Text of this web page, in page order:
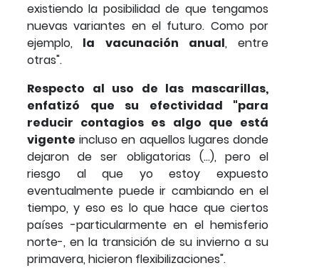
existiendo la posibilidad de que tengamos
nuevas variantes en el futuro. Como por
ejemplo, la vacunación anual, entre
otras".
Respecto al uso de las mascarillas,
enfatizó que su efectividad "para
reducir contagios es algo que está
vigente incluso en aquellos lugares donde
dejaron de ser obligatorias (...), pero el
riesgo al que yo estoy expuesto
eventualmente puede ir cambiando en el
tiempo, y eso es lo que hace que ciertos
países -particularmente en el hemisferio
norte-, en la transición de su invierno a su
primavera, hicieron flexibilizaciones".